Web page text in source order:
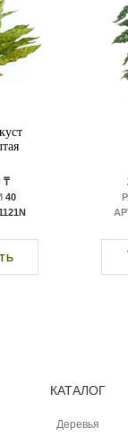
₸
40
КАТАЛОГ
Деревья